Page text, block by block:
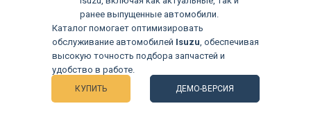
КУПИТЬ ДЕМО-ВЕРСИЯ
ранее выпущенные автомобили.
Каталог помогает оптимизировать
обслуживание автомобилей Isuzu, обеспечивая
высокую точность подбора запчастей и
удобство в работе.
Языки